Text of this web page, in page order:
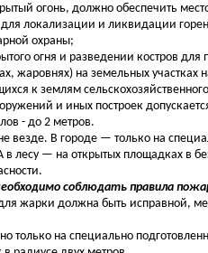
огонь, должно обеспечить
локализации и ликвидации
охраны;
огня и разведении костров
жаровнях) на земельных участках
к землям
и иных построек
- до 2 метров.
В городе — только на
в лесу — на открытых площадках в
соблюдать правила
жарки должна быть исправной,
только на специально